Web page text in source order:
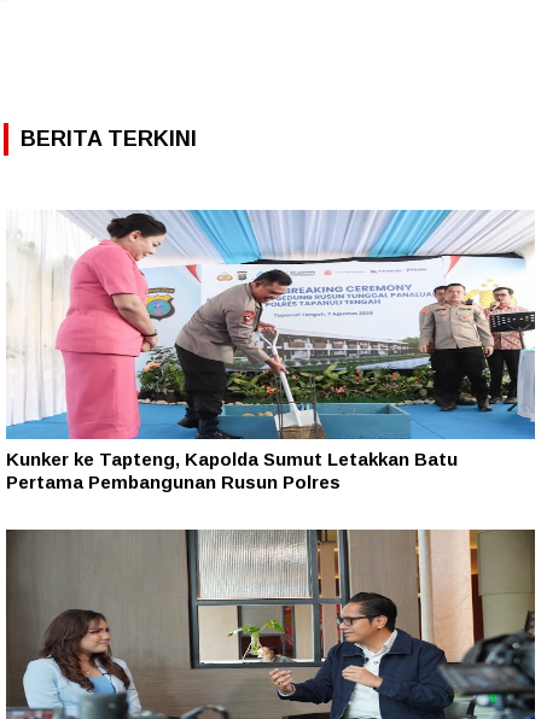
BERITA TERKINI
Kunker ke Tapteng, Kapolda Sumut Letakkan Batu
Pertama Pembangunan Rusun Polres